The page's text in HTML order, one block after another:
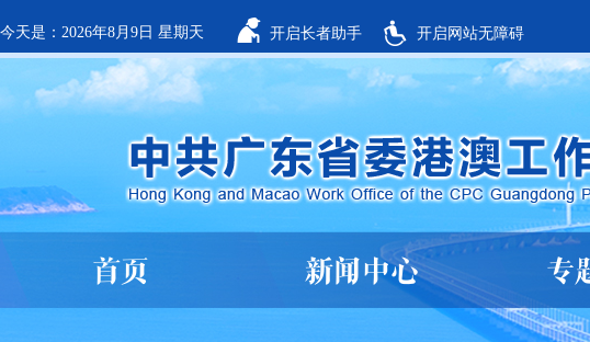
今天是：2026年8月9日 星期天 开启长者助手 开启网站无障碍
首页 新闻中心 专